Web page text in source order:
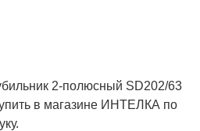
2-полюсный SD202/63
в магазине ИНТЕЛКА по